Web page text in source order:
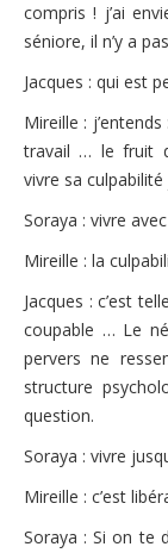
compris ! j’ai
séniore, il n’y a
Jacques : qui est
Mireille :
travail … le fruit
vivre sa culpabilité
Soraya : vivre
Mireille : la
Jacques : c’est
coupable … Le
pervers ne
structure
question.
Soraya : vivre
Mireille : c’est
Soraya : Si on te